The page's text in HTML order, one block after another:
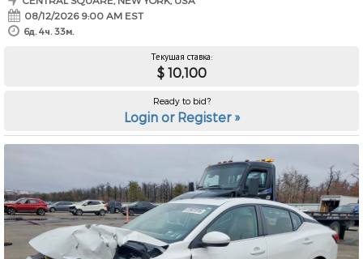
08/12/2026 9:00 AM EST
6д. 4ч. 33м.
Текущая ставка:
$ 10,100
Ready to bid?
Login or Register »